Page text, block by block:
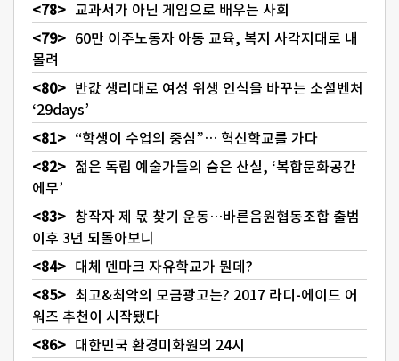
교과서가 아닌 게임으로 배우는 사회
60만 이주노동자 아동 교육, 복지 사각지대로 내
몰려
반값 생리대로 여성 위생 인식을 바꾸는 소셜벤처
‘29days’
“학생이 수업의 중심”… 혁신학교를 가다
젊은 독립 예술가들의 숨은 산실, ‘복합문화공간
에무’
창작자 제 몫 찾기 운동…바른음원협동조합 출범
이후 3년 되돌아보니
대체 덴마크 자유학교가 뭔데?
최고&최악의 모금광고는? 2017 라디-에이드 어
워즈 추천이 시작됐다
대한민국 환경미화원의 24시